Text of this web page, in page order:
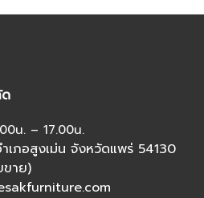
น. – 17.00น.
ภอสูงเม่น จังหวัดแพร่ 54130
ขาย)